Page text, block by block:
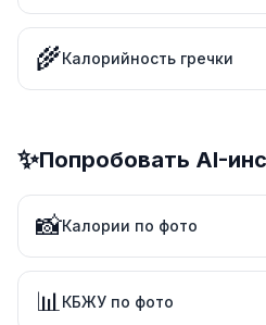
🌾Калорийность гречки
✨Попробовать AI-
📸Калории по фото
📊КБЖУ по фото